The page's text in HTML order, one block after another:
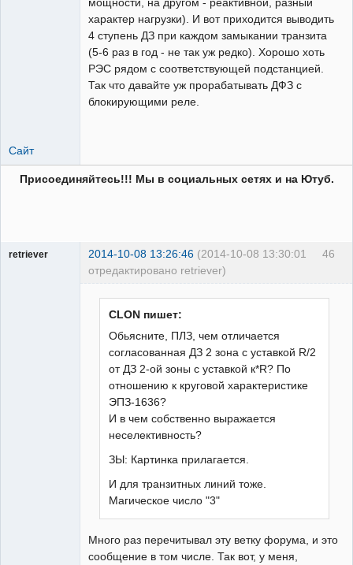
характер нагрузки). И вот приходится выводить
4 ступень ДЗ при каждом замыкании транзита
(5-6 раз в год - не так уж редко). Хорошо хоть
РЭС рядом с соответствующей подстанцией.
Так что давайте уж прорабатывать ДФЗ с
блокирующими реле.
Сайт
Присоединяйтесь!!! Мы в социальных сетях и на Ютуб.
46
retriever 2014-10-08 13:26:46 (2014-10-08 13:30:01
отредактировано retriever)
CLON пишет:
Обьясните, ПЛЗ, чем отличается
согласованная ДЗ 2 зона с уставкой R/2
от ДЗ 2-ой зоны с уставкой к*R? По
отношению к круговой характеристике
ЭПЗ-1636?
И в чем собственно выражается
неселективность?
ЗЫ: Картинка прилагается.
И для транзитных линий тоже.
Магическое число "3"
Много раз перечитывал эту ветку форума, и это
сообщение в том числе. Так вот, у меня,